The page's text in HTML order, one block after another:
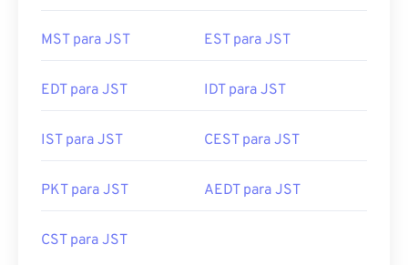
MST para JST EST para JST
EDT para JST IDT para JST
IST para JST CEST para JST
PKT para JST AEDT para JST
CST para JST